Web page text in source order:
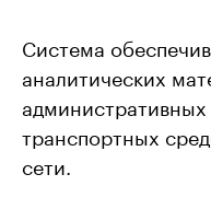
Система
аналитических
транспортных
сети.